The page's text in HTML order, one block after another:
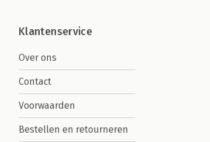
Klantenservice
Over ons
Contact
Voorwaarden
Bestellen en retourneren